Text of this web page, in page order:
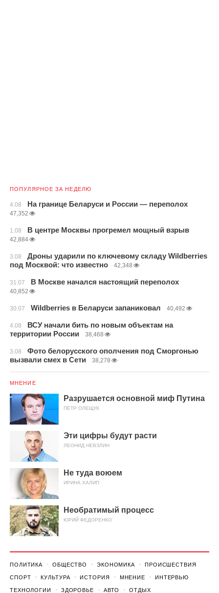
ПОПУЛЯРНОЕ ЗА НЕДЕЛЮ
4.08 На границе Беларуси и России — переполох
47,352
1.08 В центре Москвы прогремел мощный взрыв
42,884
3.08
Дроны ударили по ключевому складу Wildberries
под Москвой: что известно
42,348
31.07 В Москве начался настоящий переполох
40,852
30.07 Wildberries в Беларуси запаниковал 40,492
4.08
ВСУ начали бить по новым объектам на
территории России
38,468
3.08
Фото белорусского ополчения под Сморгонью
вызвали смех в Сети
38,278
МНЕНИЕ
Разрушается основной миф Путина
ПЕТР ОЛЕЩУК
Эти цифры будут расти
ЛЕОНИД НЕВЗЛИН
Не туда воюем
ИРИНА ХАЛИП
Необратимый процесс
ЮРИЙ ФЕДОРЕНКО
ПОЛИТИКА ОБЩЕСТВО ЭКОНОМИКА ПРОИСШЕСТВИЯ
СПОРТ КУЛЬТУРА ИСТОРИЯ МНЕНИЕ ИНТЕРВЬЮ
ТЕХНОЛОГИИ ЗДОРОВЬЕ АВТО ОТДЫХ